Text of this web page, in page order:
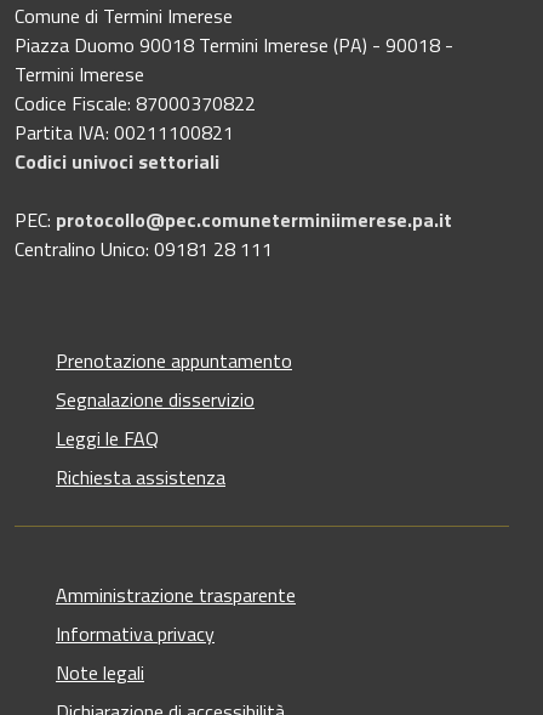
Comune di Termini Imerese
Piazza Duomo 90018 Termini Imerese (PA) - 90018 -
Termini Imerese
Codice Fiscale: 87000370822
Partita IVA: 00211100821
Codici univoci settoriali
PEC: protocollo@pec.comuneterminiimerese.pa.it
Centralino Unico: 09181 28 111
Prenotazione appuntamento
Segnalazione disservizio
Leggi le FAQ
Richiesta assistenza
Amministrazione trasparente
Informativa privacy
Note legali